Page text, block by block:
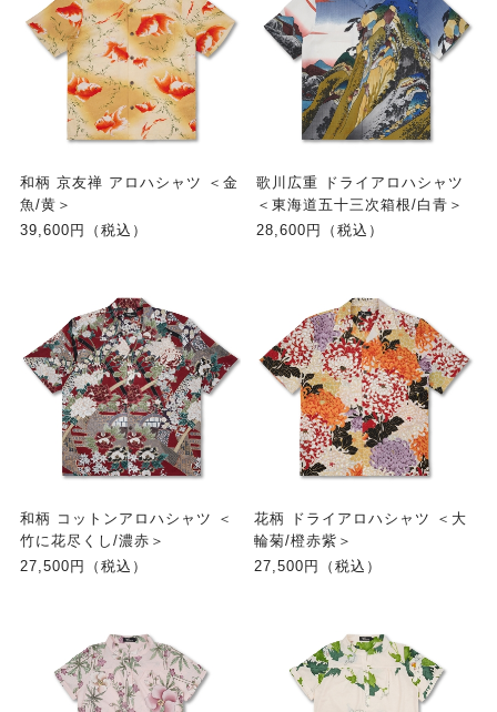
和柄 京友禅 アロハシャツ ＜金
魚/黄＞
39,600円（税込）
歌川広重 ドライアロハシャツ
＜東海道五十三次箱根/白青＞
28,600円（税込）
和柄 コットンアロハシャツ ＜
竹に花尽くし/濃赤＞
27,500円（税込）
花柄 ドライアロハシャツ ＜大
輪菊/橙赤紫＞
27,500円（税込）